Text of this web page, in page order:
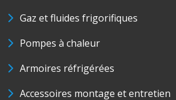
Gaz et fluides frigorifiques
Pompes à chaleur
Armoires réfrigérées
Accessoires montage et entretien